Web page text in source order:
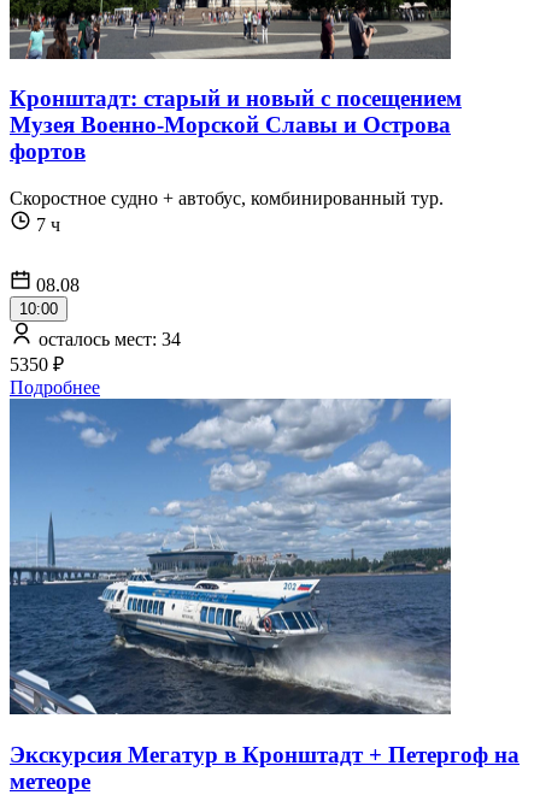
Кронштадт: старый и новый с посещением
Музея Военно-Морской Славы и Острова
фортов
Скоростное судно + автобус, комбинированный тур.
7 ч
08.08
10:00
осталось мест: 34
5350 ₽
Подробнее
Экскурсия Мегатур в Кронштадт + Петергоф на
метеоре